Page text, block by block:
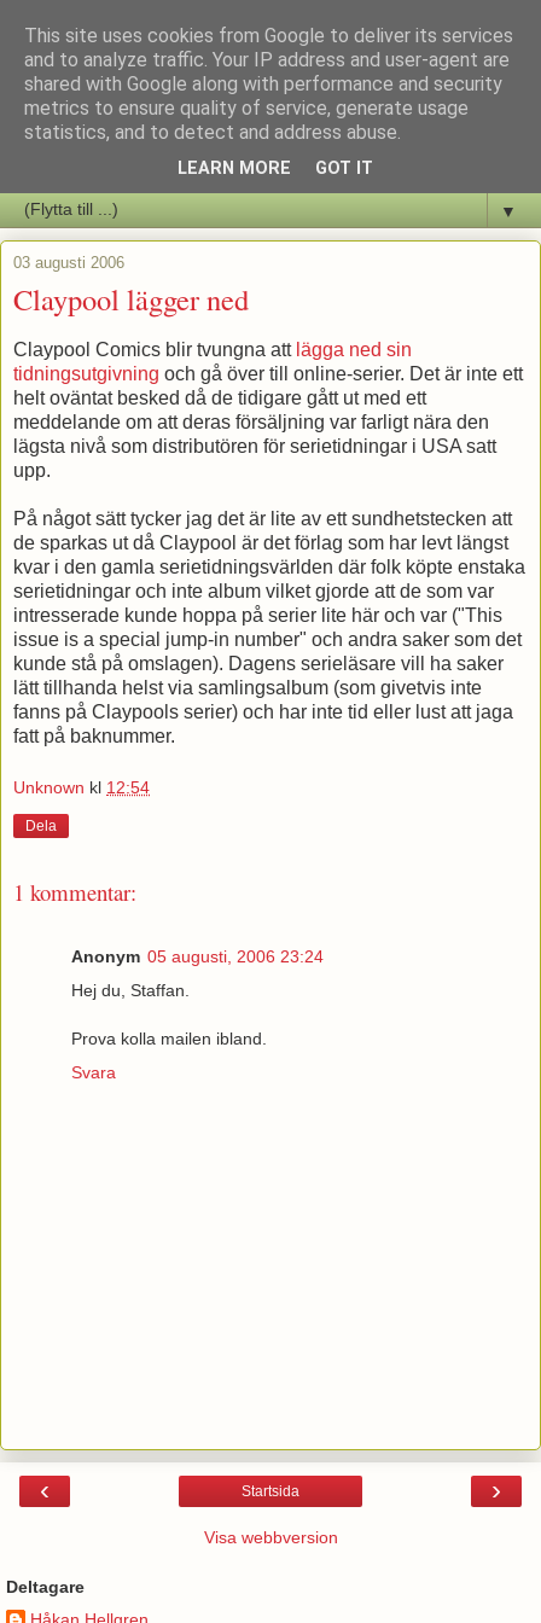
Staffars Seriers Blog
Vi skriver om serienyheter av alla de slag samt om vad som sker i
▼
03 augusti 2006
Claypool lägger ned
Claypool Comics blir tvungna att lägga ned sin
tidningsutgivning och gå över till online-serier. Det är inte ett
helt oväntat besked då de tidigare gått ut med ett
meddelande om att deras försäljning var farligt nära den
lägsta nivå som distributören för serietidningar i USA satt
upp.
På något sätt tycker jag det är lite av ett sundhetstecken att
de sparkas ut då Claypool är det förlag som har levt längst
kvar i den gamla serietidningsvärlden där folk köpte enstaka
serietidningar och inte album vilket gjorde att de som var
intresserade kunde hoppa på serier lite här och var ("This
issue is a special jump-in number" och andra saker som det
kunde stå på omslagen). Dagens serieläsare vill ha saker
lätt tillhanda helst via samlingsalbum (som givetvis inte
fanns på Claypools serier) och har inte tid eller lust att jaga
fatt på baknummer.
Unknown kl 12:54
Dela
1 kommentar:
Anonym 05 augusti, 2006 23:24
Hej du, Staffan.
Prova kolla mailen ibland.
Svara
‹ ›
Startsida
Visa webbversion
Deltagare
Håkan Hellgren
This site uses cookies from Google to deliver its services
and to analyze traffic. Your IP address and user-agent are
shared with Google along with performance and security
metrics to ensure quality of service, generate usage
statistics, and to detect and address abuse.
LEARN MORE GOT IT